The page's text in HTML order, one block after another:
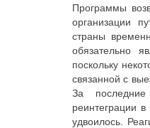
Программы
организации
страны
обязательно
поскольку
связанной с
За
реинтеграции
удвоилось.